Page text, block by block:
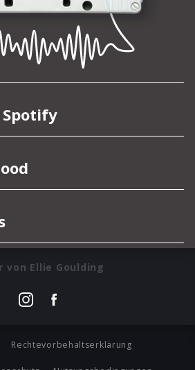
von Ellie Goulding
Rechtevorbehaltserklärung